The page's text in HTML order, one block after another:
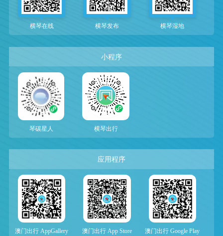
横琴在线 横琴发布 横琴湿地
小程序
琴碳星人 横琴出行
应用程序
澳门出行 AppGallery 澳门出行 App Store 澳门出行 Google Play